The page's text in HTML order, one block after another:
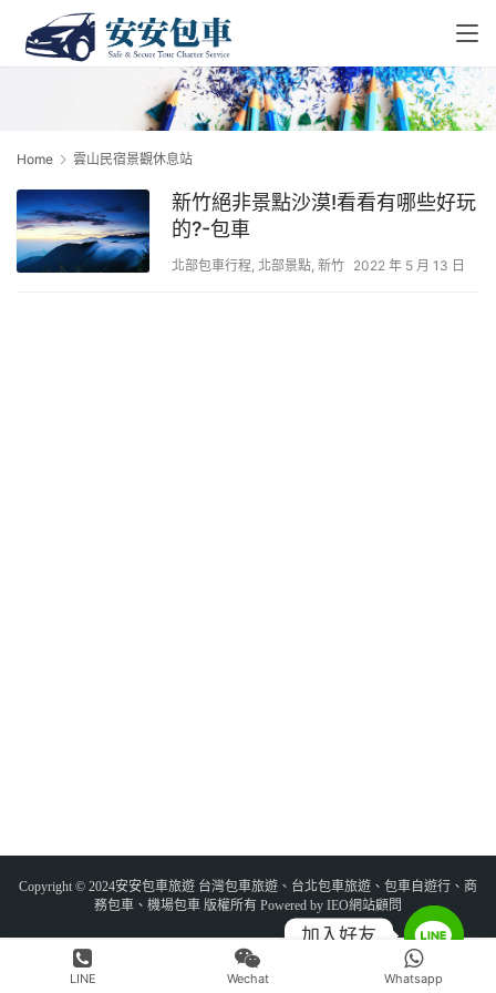
Home 雲山民宿景觀休息站
新竹絕非景點沙漠!看看有哪些好玩
的?-包車
北部包車行程 北部景點 新竹 2022 年 5 月 13 日
Copyright © 2024安安包車旅遊 台灣包車旅遊、台北包車旅遊、包車自遊行、商
務包車、機場包車 版權所有 Powered by IEO網站顧問
LINE Wechat Whatsapp
加入好友